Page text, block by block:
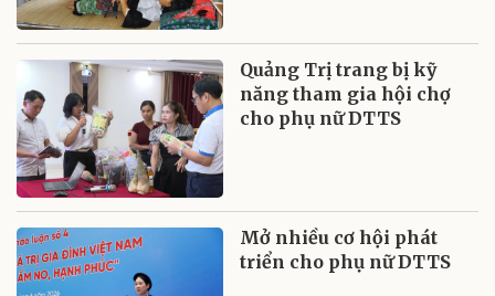
Quảng Trị trang bị kỹ
năng tham gia hội chợ
cho phụ nữ DTTS
Mở nhiều cơ hội phát
triển cho phụ nữ DTTS